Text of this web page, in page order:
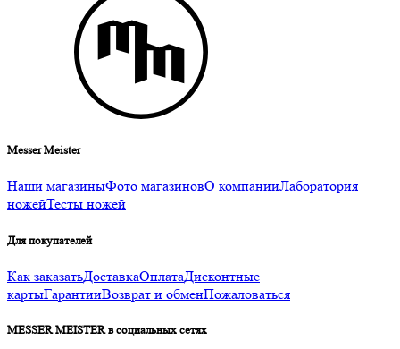
Messer Meister
Наши магазиныФото магазиновО компанииЛаборатория
ножейТесты ножей
Для покупателей
Как заказатьДоставкаОплатаДисконтные
картыГарантииВозврат и обменПожаловаться
MESSER MEISTER в социальных сетях